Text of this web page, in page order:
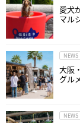
愛犬
マル
NEWS
大阪
グル
NEWS